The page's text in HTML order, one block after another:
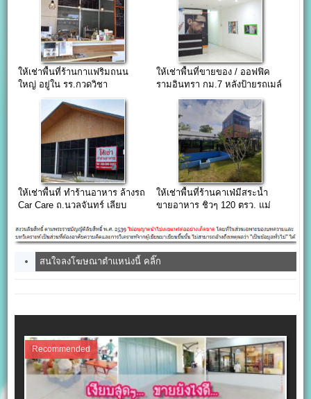
ให้เช่าพื้นที่ร้านกาแฟริมถนน
ใหญ่ อยู่ใน รร.กวดวิชา
ให้เช่าพื้นที่ขายของ / ออฟฟิค
รามอินทรา กม.7 หลังป้ายรถเมล์
ให้เช่าพื้นที่ ทำร้านอาหาร ล้างรถ
Car Care ถ.นวลจันทร์ เลียบ
ให้เช่าพื้นที่ร้านคาเฟ่มีสระน้ำ
ขายอาหาร ชิวๆ 120 ตรว. แม่
สนใจลงโฆษณาตำแหน่งนี้ คลิ๊ก
Recommended